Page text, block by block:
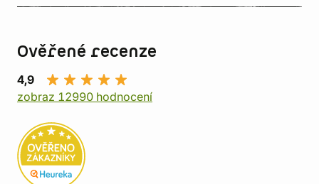
Ověřené recenze
4,9
zobraz 12990 hodnocení